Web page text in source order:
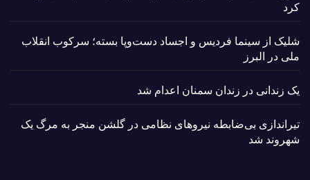
کرد
شلیک از سینما فردیس و اجساد دست‌وپا بسته؛ سرکوب انقلاب
ملی در البرز
یک زندانی در زندان سمنان اعدام شد
تیراندازی بی‌ضابطه نیروهای نظامی در گلشن منجر به مرگ یک
شهروند شد